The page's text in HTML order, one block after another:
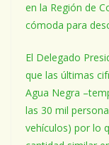
en la Región de
cómoda para
El Delegado
que las últimas
Agua Negra
las 30 mil
vehículos) por lo